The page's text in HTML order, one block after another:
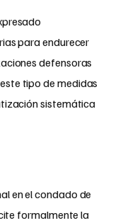
para endurecer
defensoras
tipo de medidas
sistemática
en el condado de
formalmente la